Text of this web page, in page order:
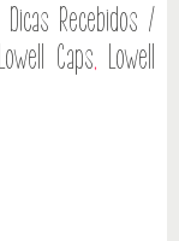
Dicas Recebidos /
Lowell Caps, Lowell